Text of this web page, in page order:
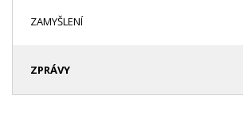
ZAMYŠLENÍ
ZPRÁVY